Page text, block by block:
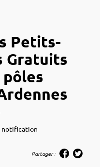
Petits-
Gratuits
pôles
notification
Partager :